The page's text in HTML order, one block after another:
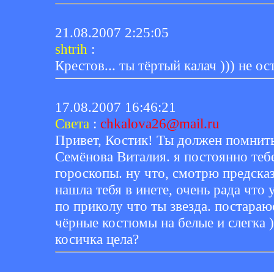
21.08.2007 2:25:05
shtrih :
Крестов... ты тёртый калач ))) не
17.08.2007 16:46:21
Света : chkalova26@mail.ru
Привет, Костик! Ты должен
Семёнова Виталия. я постоянно
гороскопы. ну что, смотрю
нашла тебя в инете, очень рада что
по приколу что ты звезда.
чёрные костюмы на белые и слегка
косичка цела?